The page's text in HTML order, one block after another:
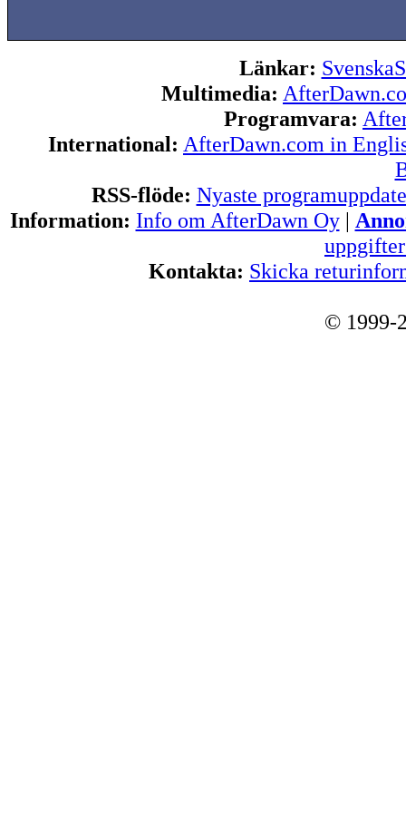
Länkar:
Multimedia:
Programvara:
International: AfterDawn.com in
RSS-flöde: Nyaste
Information: Info om AfterDawn Oy|
Kontakta: Skicka
© 1999-